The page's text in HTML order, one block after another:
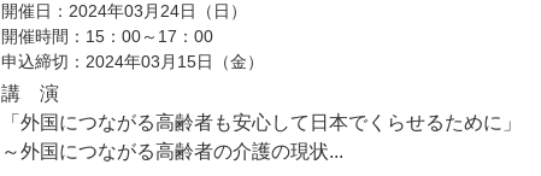
開催日：2024年03月24日（日）
開催時間：15：00～17：00
申込締切：2024年03月15日（金）
講 演
「外国につながる高齢者も安心して日本でくらせるために」
～外国につながる高齢者の介護の現状...